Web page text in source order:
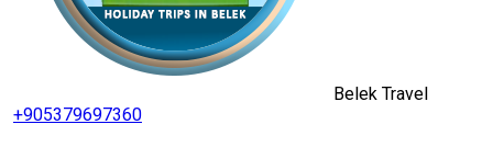
Belek Travel
+905379697360